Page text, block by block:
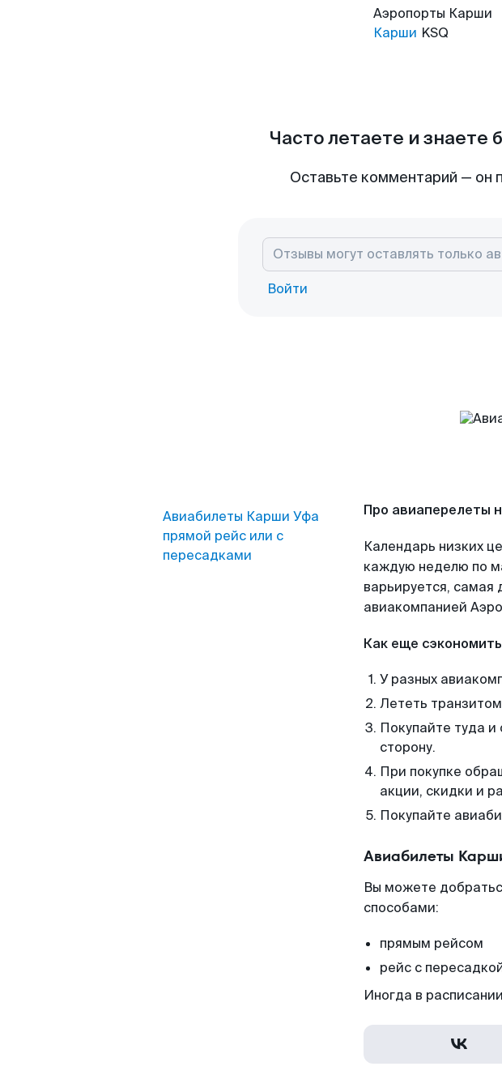
Аэропорты Карши
Карши KSQ
Часто летаете и знаете
Оставьте комментарий — он
Войти
Авиабилеты Карши Уфа
прямой рейс или с
пересадками
Про авиаперелеты
Календарь низких
каждую неделю по
варьируется, самая
авиакомпанией
Как еще
У разных
Лететь
Покупайте туда
сторону.
При покупке
акции, скидки и
Покупайте
Авиабилеты
Вы можете
способами:
прямым рейсом
рейс с
Иногда в